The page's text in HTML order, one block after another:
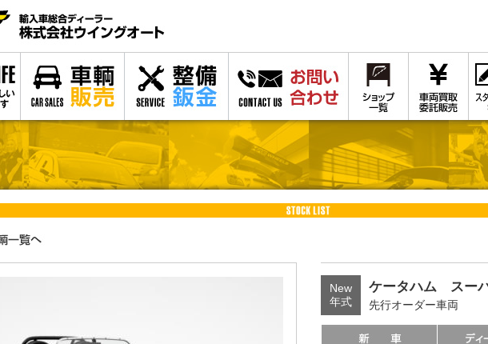
New
年式
ケータハム スー
先行オーダー車両